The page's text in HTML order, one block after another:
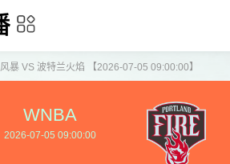
风暴 VS 波特兰火焰 【2026-07-05 09:00:00】
WNBA
2026-07-05 09:00:00